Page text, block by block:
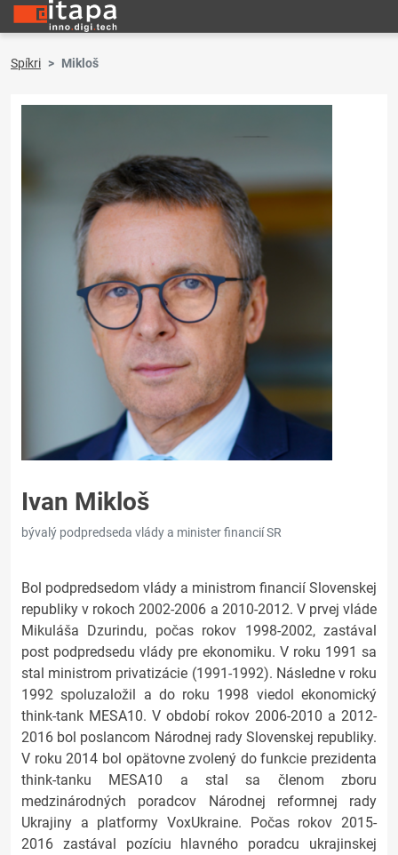
Spíkri Mikloš
Ivan Mikloš
bývalý podpredseda vlády a minister financií SR
Bol podpredsedom vlády a ministrom financií Slovenskej
republiky v rokoch 2002-2006 a 2010-2012. V prvej vláde
Mikuláša Dzurindu, počas rokov 1998-2002, zastával
post podpredsedu vlády pre ekonomiku. V roku 1991 sa
stal ministrom privatizácie (1991-1992). Následne v roku
1992 spoluzaložil a do roku 1998 viedol ekonomický
think-tank MESA10. V období rokov 2006-2010 a 2012-
2016 bol poslancom Národnej rady Slovenskej republiky.
V roku 2014 bol opätovne zvolený do funkcie prezidenta
think-tanku MESA10 a stal sa členom zboru
medzinárodných poradcov Národnej reformnej rady
Ukrajiny a platformy VoxUkraine. Počas rokov 2015-
2016 zastával pozíciu hlavného poradcu ukrajinskej